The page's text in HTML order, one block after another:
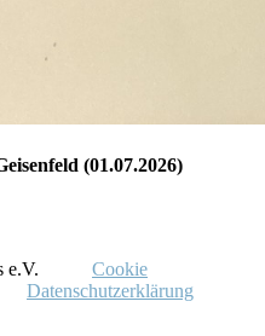
(01.07.2026)
e.V.
Cookie
Datenschutzerklärung